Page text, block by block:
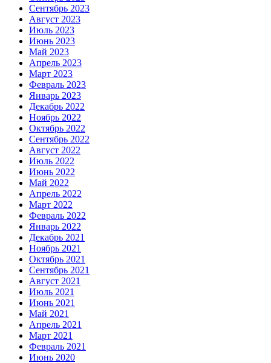
Сентябрь 2023
Август 2023
Июль 2023
Июнь 2023
Май 2023
Апрель 2023
Март 2023
Февраль 2023
Январь 2023
Декабрь 2022
Ноябрь 2022
Октябрь 2022
Сентябрь 2022
Август 2022
Июль 2022
Июнь 2022
Май 2022
Апрель 2022
Март 2022
Февраль 2022
Январь 2022
Декабрь 2021
Ноябрь 2021
Октябрь 2021
Сентябрь 2021
Август 2021
Июль 2021
Июнь 2021
Май 2021
Апрель 2021
Март 2021
Февраль 2021
Июнь 2020